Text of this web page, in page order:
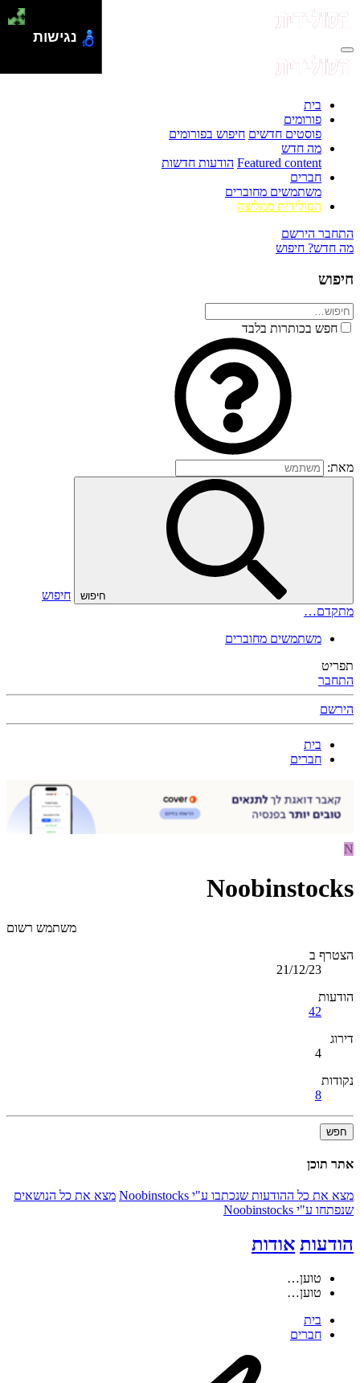
בית
פורומים
פוסטים חדשים חיפוש בפורומים
מה חדש
Featured content הודעות חדשות
חברים
משתמשים מחוברים
הסולידית ממליצה
התחבר הירשם
מה חדש? חיפוש
חיפוש
חפש בכותרות בלבד
מאת:
חיפוש
חיפוש
מתקדם…
משתמשים מחוברים
תפריט
התחבר
הירשם
בית
חברים
N
Noobinstocks
משתמש רשום
הצטרף ב
21/12/23
הודעות
42
דירוג
4
נקודות
8
חפש
אתר תוכן
מצא את כל ההודעות שנכתבו ע"י Noobinstocks
מצא את כל הנושאים
שנפתחו ע"י Noobinstocks
הודעות אודות
טוען…
טוען…
בית
חברים
נגישות